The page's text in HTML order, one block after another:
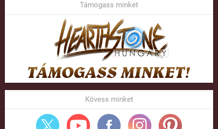
Támogass minket
Kövess minket